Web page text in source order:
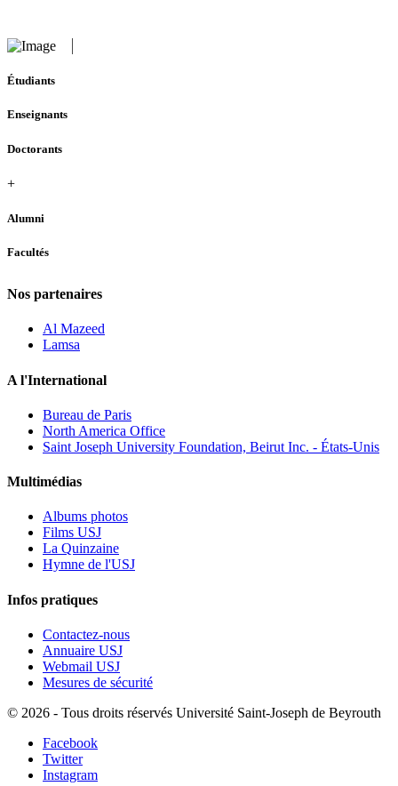
Étudiants
Enseignants
Doctorants
+
Alumni
Facultés
Nos partenaires
Al Mazeed
Lamsa
A l'International
Bureau de Paris
North America Office
Saint Joseph University Foundation, Beirut Inc. - États-Unis
Multimédias
Albums photos
Films USJ
La Quinzaine
Hymne de l'USJ
Infos pratiques
Contactez-nous
Annuaire USJ
Webmail USJ
Mesures de sécurité
© 2026 - Tous droits réservés Université Saint-Joseph de Beyrouth
Facebook
Twitter
Instagram